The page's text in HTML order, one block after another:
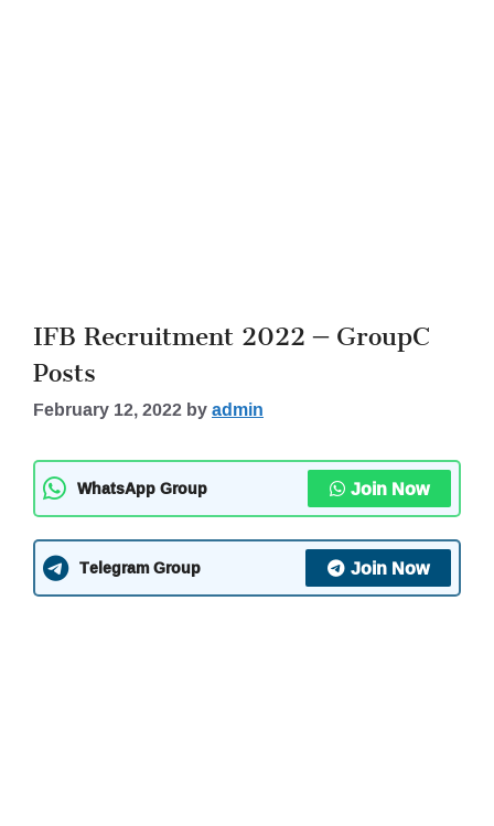
IFB Recruitment 2022 – GroupC
Posts
February 12, 2022byadmin
WhatsApp Group Join Now
Telegram Group Join Now